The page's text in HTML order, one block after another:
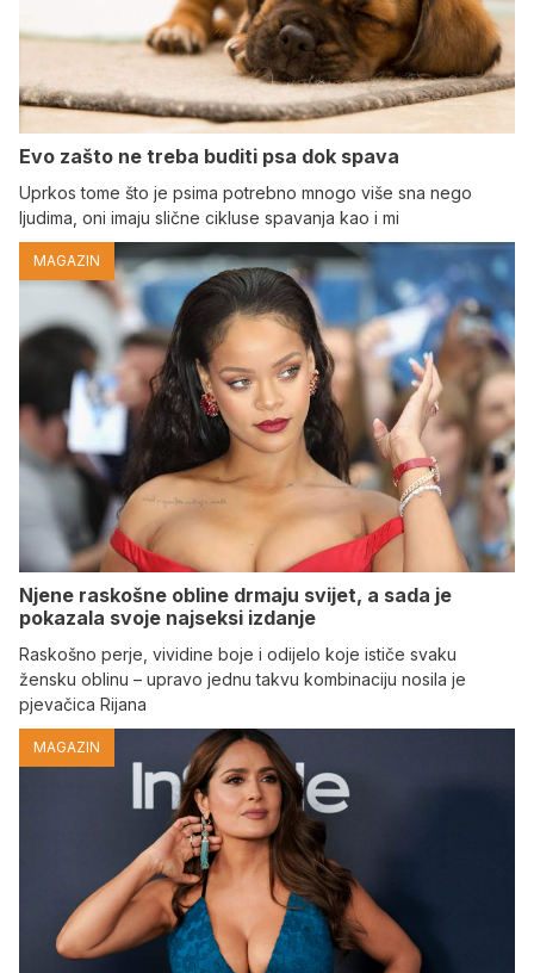
Evo zašto ne treba buditi psa dok spava
Uprkos tome što je psima potrebno mnogo više sna nego
ljudima, oni imaju slične cikluse spavanja kao i mi
MAGAZIN
Njene raskošne obline drmaju svijet, a sada je
pokazala svoje najseksi izdanje
Raskošno perje, vividine boje i odijelo koje ističe svaku
žensku oblinu – upravo jednu takvu kombinaciju nosila je
pjevačica Rijana
MAGAZIN